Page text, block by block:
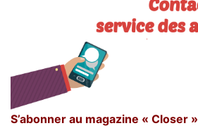
S’abonner au magazine « Closer »